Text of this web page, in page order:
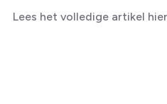
toch dreigt Breda
Lees het volledige artikel hier